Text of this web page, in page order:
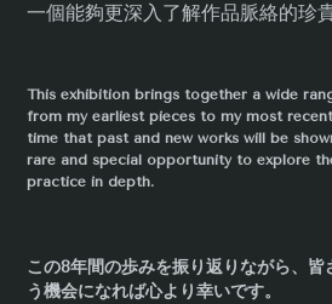
一個能夠更深入了解作品脈絡的珍
This exhibition brings together a wide
from my earliest pieces to my most
time that past and new works will be
rare and special opportunity to explore
practice in depth.
この8年間の歩みを振り返りながら、皆
う機会になれば心より幸いです。